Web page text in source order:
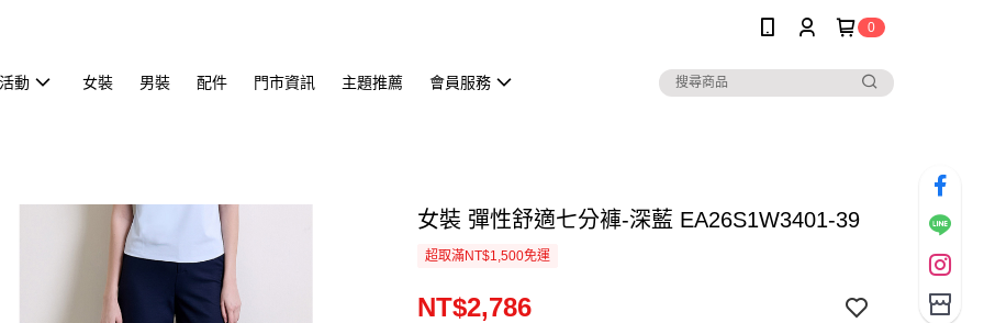
0
動 女裝 男裝 配件 門市資訊 主題推薦 會員服務
女裝 彈性舒適七分褲-深藍 EA26S1W3401-39
超取滿NT$1,500免運
NT$2,786